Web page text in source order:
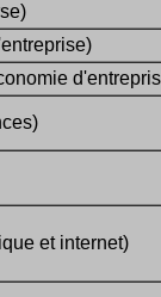
et internet)